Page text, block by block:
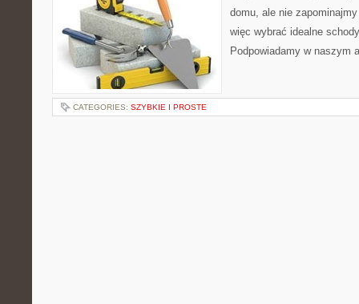
domu, ale nie
więc wybrać idealne
Podpowiadamy w naszym
CATEGORIES: SZYBKIE I PROSTE